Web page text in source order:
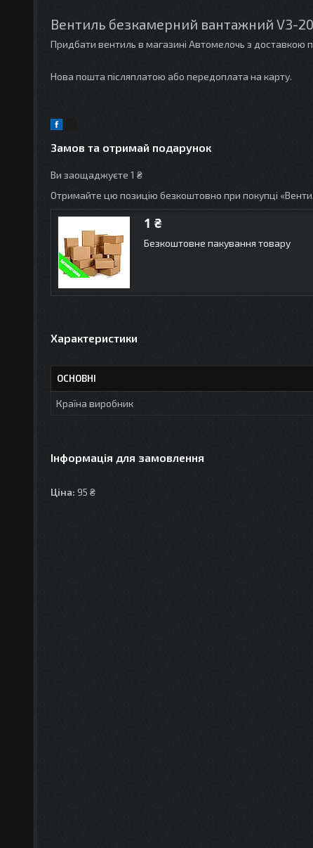
Вентиль безкамерний вантажний V3-
Придбати вентиль в магазині Автомелочь з доставкою
Нова пошта післяплатою або передоплата на карту.
Замов та отримай подарунок
Ви заощаджуєте 1 ₴
Отримайте цю позицію безкоштовно при покупці
1 ₴
Безкоштовне пакування товару
Характеристики
ОСНОВНІ
Країна виробник
Інформація для замовлення
Ціна: 95 ₴